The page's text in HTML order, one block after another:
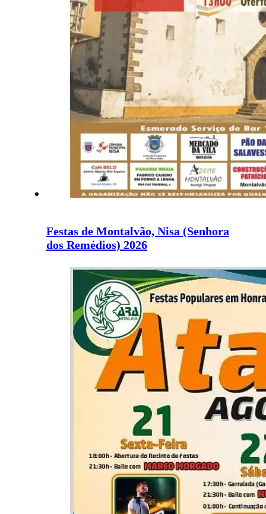
Festas de Montalvão, Nisa (Senhora
dos Remédios) 2026